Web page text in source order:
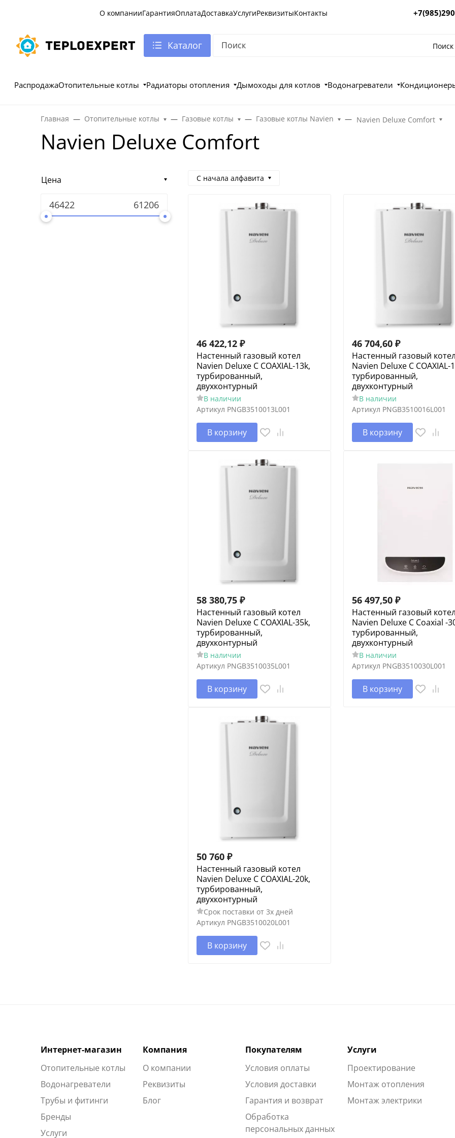
О компанииГарантияОплатаДоставкаУслугиРеквизитыКонтакты
Каталог
РаспродажаОтопительные котлы Радиаторы отопления Дымоходы для котлов Водонагреватели
Главная Отопительные котлы Газовые котлы Газовые котлы Navien Navien Deluxe Comfort
Navien Deluxe Comfort
Цена С начала алфавита
46 422,12 ₽
Настенный газовый котел
Navien Deluxe C COAXIAL-13k,
турбированный,
двухконтурный
В наличии
Артикул PNGB3510013L001
В корзину
46 704,60 ₽
Настенный газовый котел
Navien Deluxe C COAXIAL-
турбированный,
двухконтурный
В наличии
Артикул PNGB3510016L001
В корзину
58 380,75 ₽
Настенный газовый котел
Navien Deluxe C COAXIAL-35k,
турбированный,
двухконтурный
В наличии
Артикул PNGB3510035L001
В корзину
56 497,50 ₽
Настенный газовый котел
Navien Deluxe С Coaxial -
турбированный,
двухконтурный
В наличии
Артикул PNGB3510030L001
В корзину
50 760 ₽
Настенный газовый котел
Navien Deluxe C COAXIAL-20k,
турбированный,
двухконтурный
Срок поставки от 3х дней
Артикул PNGB3510020L001
В корзину
Интернет-магазин
Отопительные котлы
Водонагреватели
Трубы и фитинги
Бренды
Услуги
Компания
О компании
Реквизиты
Блог
Покупателям
Условия оплаты
Условия доставки
Гарантия и возврат
Обработка
персональных данных
Услуги
Проектирование
Монтаж отопления
Монтаж электрики